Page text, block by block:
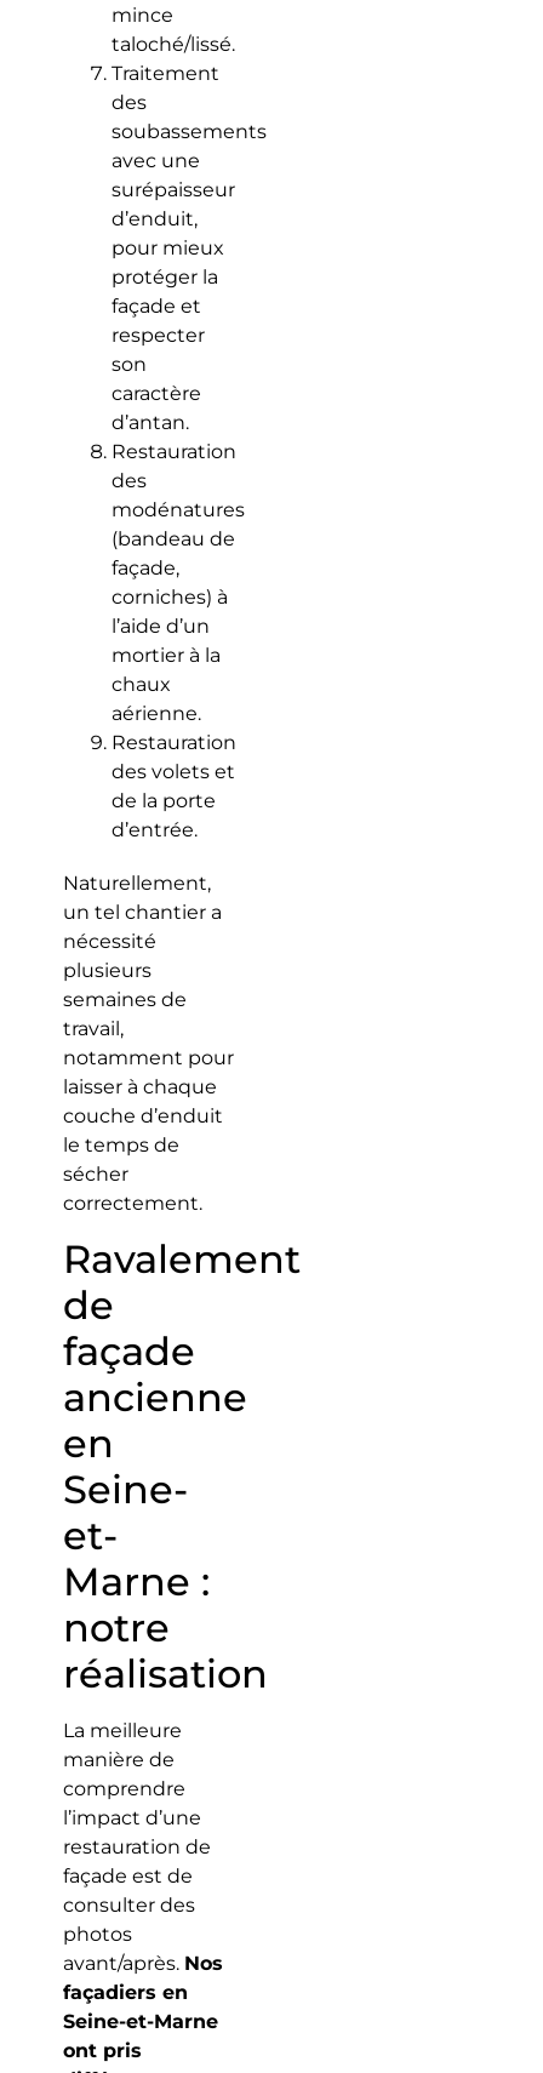
mince
taloché/lissé.
Traitement
des
soubassements
avec une
surépaisseur
d’enduit,
pour mieux
protéger la
façade et
respecter
son
caractère
d’antan.
Restauration
des
modénatures
(bandeau de
façade,
corniches) à
l’aide d’un
mortier à la
chaux
aérienne.
Restauration
des volets et
de la porte
d’entrée.
Naturellement,
un tel chantier a
nécessité
plusieurs
semaines de
travail,
notamment pour
laisser à chaque
couche d’enduit
le temps de
sécher
correctement.
Ravalement
de
façade
ancienne
en
Seine-
et-
Marne :
notre
réalisation
La meilleure
manière de
comprendre
l’impact d’une
restauration de
façade est de
consulter des
photos
avant/après. Nos
façadiers en
Seine-et-Marne
ont pris